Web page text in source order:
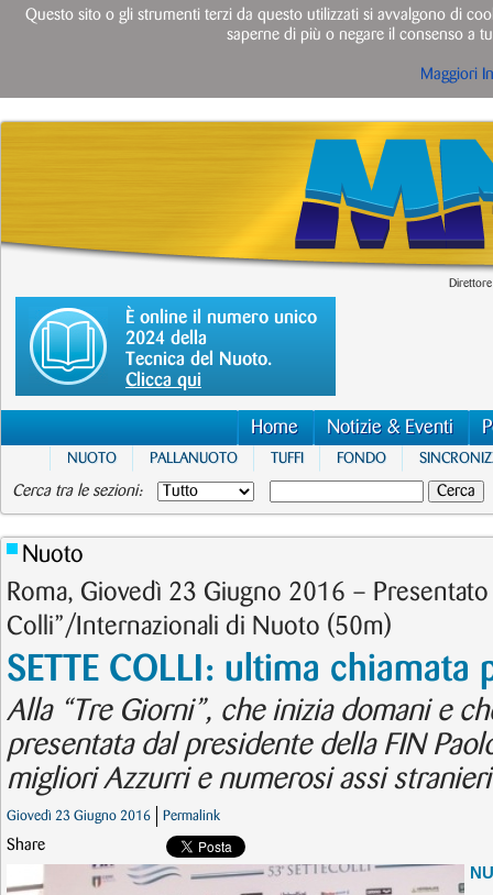
È online il numero unico
2024 della
Tecnica del Nuoto.
Clicca qui
Home Notizie & Eventi
NUOTO PALLANUOTO TUFFI FONDO
Cerca tra le sezioni:
Nuoto
Roma, Giovedì 23 Giugno 2016 –
Colli”/Internazionali di Nuoto (50m)
SETTE COLLI: ultima chiamata
Alla “Tre Giorni”, che inizia domani e
presentata dal presidente della FIN
migliori Azzurri e numerosi assi
Giovedì 23 Giugno 2016 Permalink
Share
Questo sito o gli strumenti terzi da questo utilizzati si avvalgono di
saperne di più o negare il consenso a
Maggiori